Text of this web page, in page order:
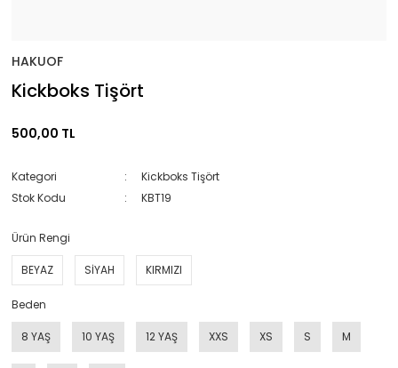
HAKUOF
Kickboks Tişört
500,00 TL
Kategori
Kickboks Tişört
Stok Kodu
KBT19
Ürün Rengi
BEYAZ SİYAH KIRMIZI
Beden
8 YAŞ 10 YAŞ 12 YAŞ XXS XS S M